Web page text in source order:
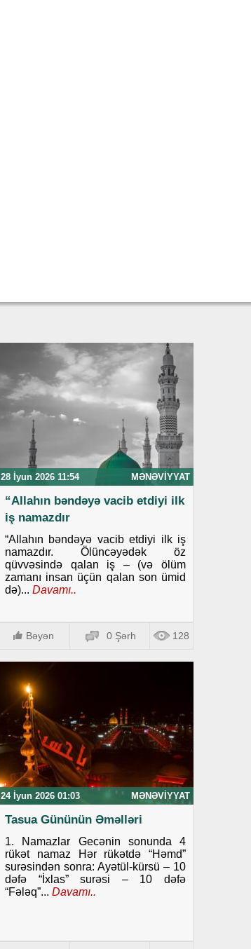
28 İyun 2026 11:54 MƏNƏVIYYAT
“Allahın bəndəyə vacib etdiyi ilk
iş namazdır
“Allahın bəndəyə vacib etdiyi ilk iş
namazdır. Ölüncəyədək öz
qüvvəsində qalan iş – (və ölüm
zamanı insan üçün qalan son ümid
də)... Davamı..
Bəyən 0 Şərh 128
24 İyun 2026 01:03 MƏNƏVIYYAT
Tasua Gününün Əməlləri
1. Namazlar Gecənin sonunda 4
rükət namaz Hər rükətdə “Həmd”
surəsindən sonra: Ayətül-kürsü – 10
dəfə “İxlas” surəsi – 10 dəfə
“Fələq”... Davamı..